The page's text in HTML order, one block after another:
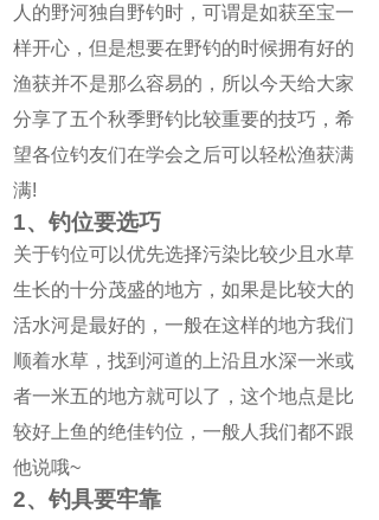
人的野河独自野钓时，可谓是如获至宝一
样开心，但是想要在野钓的时候拥有好的
渔获并不是那么容易的，所以今天给大家
分享了五个秋季野钓比较重要的技巧，希
望各位钓友们在学会之后可以轻松渔获满
满!
1、钓位要选巧
关于钓位可以优先选择污染比较少且水草
生长的十分茂盛的地方，如果是比较大的
活水河是最好的，一般在这样的地方我们
顺着水草，找到河道的上沿且水深一米或
者一米五的地方就可以了，这个地点是比
较好上鱼的绝佳钓位，一般人我们都不跟
他说哦~
2、钓具要牢靠